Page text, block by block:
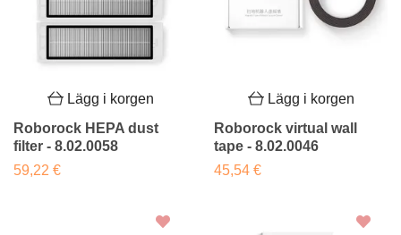
Lägg i korgen
Roborock HEPA dust
filter - 8.02.0058
59,22 €
Lägg i korgen
Roborock virtual wall
tape - 8.02.0046
45,54 €